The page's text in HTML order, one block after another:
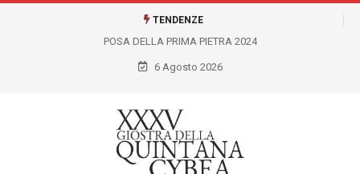
TENDENZE
POSA DELLA PRIMA PIETRA 2024
6 Agosto 2026